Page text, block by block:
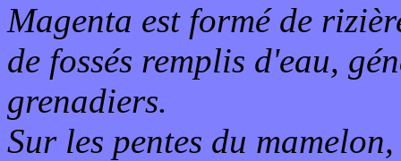
Magenta est formé de
de fossés remplis d'eau,
grenadiers.
Sur les pentes du